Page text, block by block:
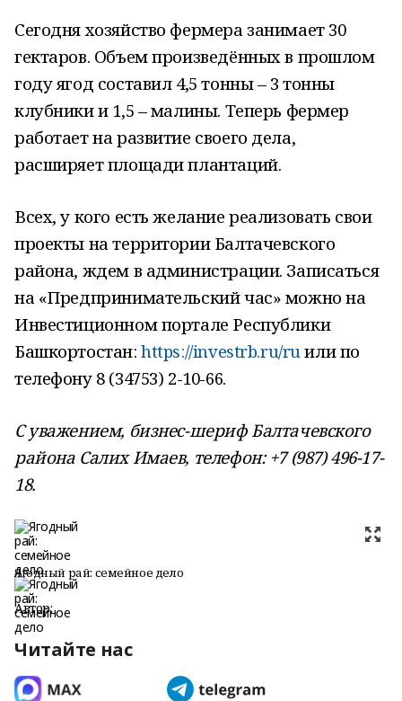
Сегодня хозяйство фермера занимает 30
гектаров. Объем произведённых в прошлом
году ягод составил 4,5 тонны – 3 тонны
клубники и 1,5 – малины. Теперь фермер
работает на развитие своего дела,
расширяет площади плантаций.
Всех, у кого есть желание реализовать свои
проекты на территории Балтачевского
района, ждем в администрации. Записаться
на «Предпринимательский час» можно на
Инвестиционном портале Республики
Башкортостан:https://investrb.ru/ruили по
телефону 8 (34753) 2-10-66.
С уважением, бизнес-шериф Балтачевского
района Салих Имаев, телефон: +7 (987) 496-17-
18.
Ягодный рай: семейное дело
Автор:
Читайте нас